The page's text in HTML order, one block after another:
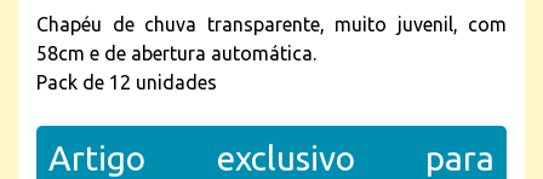
Chapéu de chuva transparente, muito juvenil, com
58cm e de abertura automática.
Pack de 12 unidades
Artigo exclusivo para